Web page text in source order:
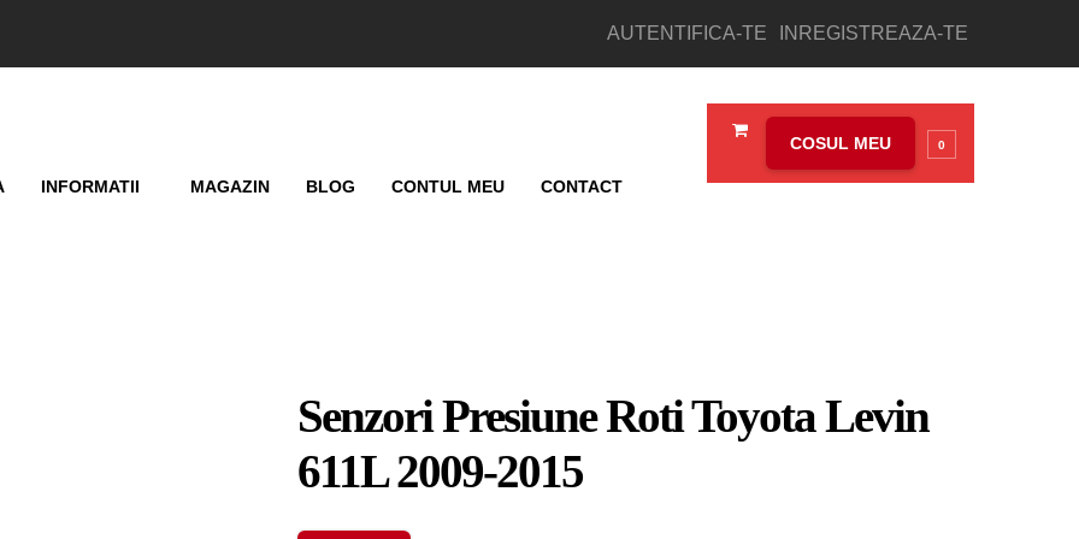
AUTENTIFICA-TE INREGISTREAZA-TE
COSUL MEU 0
INFORMATII MAGAZIN BLOG CONTUL MEU CONTACT
Senzori Presiune Roti Toyota Levin
611L 2009-2015